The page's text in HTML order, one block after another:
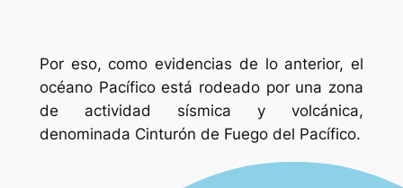
Por eso, como evidencias de lo anterior, el
océano Pacífico está rodeado por una zona
de actividad sísmica y volcánica,
denominada Cinturón de Fuego del Pacífico.